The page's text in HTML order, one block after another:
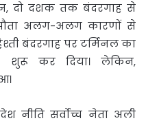
दो दशक तक बंदरगाह से
अलग-अलग कारणों से
बंदरगाह पर टर्मिनल का
शुरू कर दिया। लेकिन,
नीति सर्वोच्च नेता अली